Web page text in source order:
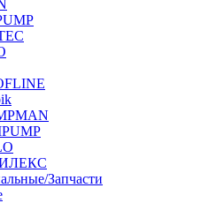
Запчасти